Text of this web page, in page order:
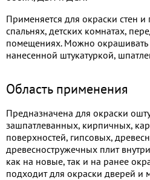
Применяется для окраски стен и
спальнях, детских комнатах,
помещениях. Можно окрашивать
нанесенной штукатуркой,
Область применения
Предназначена для окраски
зашпатлеванных, кирпичных,
поверхностей, гипсовых,
древесностружечных плит
как на новые, так и на ранее
подходит для окраски дверей и